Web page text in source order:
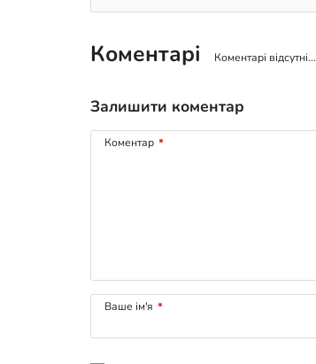
Коментарі Коментарі відсутні...
Залишити коментар
Коментар *
Ваше ім'я *